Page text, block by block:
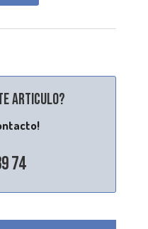
articulo?
74